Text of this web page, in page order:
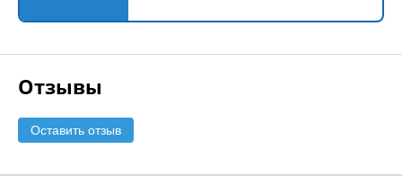
Отзывы
Оставить отзыв